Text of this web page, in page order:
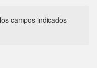
campos indicados